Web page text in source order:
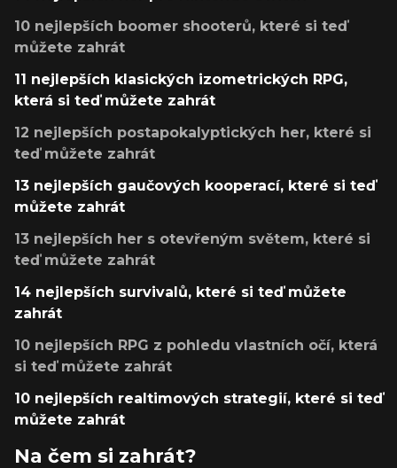
10 nejlepších boomer shooterů, které si teď
můžete zahrát
11 nejlepších klasických izometrických RPG,
která si teď můžete zahrát
12 nejlepších postapokalyptických her, které si
teď můžete zahrát
13 nejlepších gaučových kooperací, které si teď
můžete zahrát
13 nejlepších her s otevřeným světem, které si
teď můžete zahrát
14 nejlepších survivalů, které si teď můžete
zahrát
10 nejlepších RPG z pohledu vlastních očí, která
si teď můžete zahrát
10 nejlepších realtimových strategií, které si teď
můžete zahrát
Na čem si zahrát?